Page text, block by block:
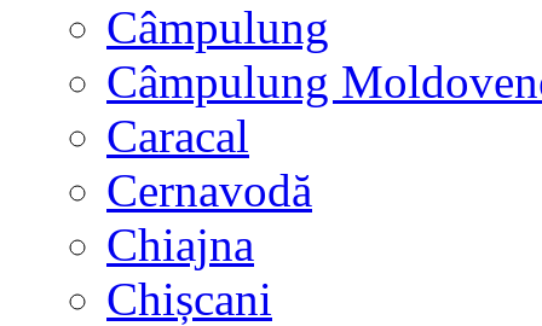
Câmpulung
Câmpulung
Caracal
Cernavodă
Chiajna
Chișcani